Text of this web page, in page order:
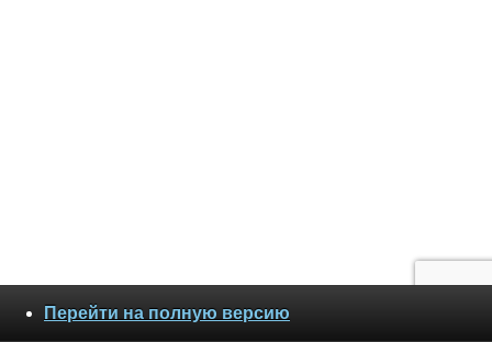
Перейти на полную версию